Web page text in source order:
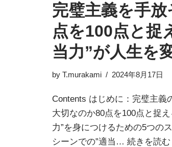
完璧主義を手
点を100点と捉
当力”が人生を
by T.murakami 2024年8月17日
Contents はじめに：完璧主義
大切なのか80点を100点と捉え
力”を身につけるための5つの
シーンでの”適当… 続きを読